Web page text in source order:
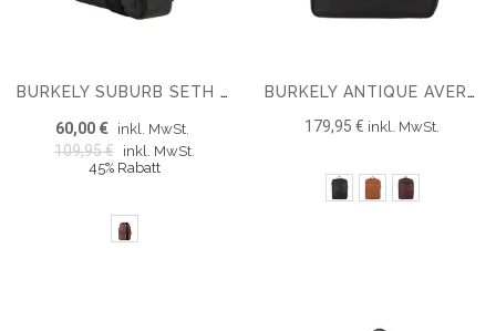
BURKELY SUBURB SETH 9.7" CHESTPACK
60,00 € inkl. MwSt.
109,95 €
inkl. MwSt.
45% Rabatt
BURKELY ANTIQUE AVERY 15.6'' RUCKSACK
179,95 € inkl. MwSt.